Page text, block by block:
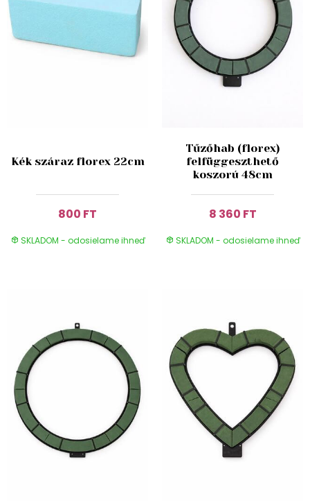
Kék száraz florex 22cm
800 FT
SKLADOM - odosielame ihneď
Tűzőhab (florex)
felfüggeszthető
koszorú 48cm
8 360 FT
SKLADOM - odosielame ihneď